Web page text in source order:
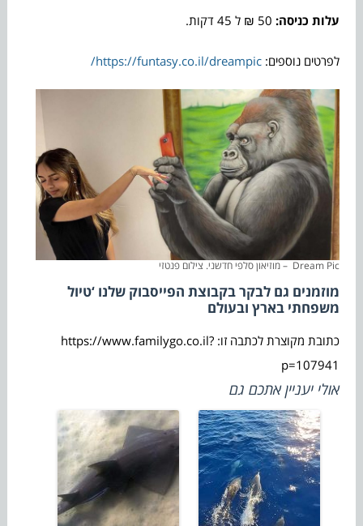
עלות כניסה:
לפרטים נוספים:https://funtasy.co.il/dreampic/
Dream Pic – מוזיאון סלפי חדשני. צילום פנטזי
מוזמנים גם לבקר בקבוצת הפייסבוק שלנו ‘טיול
משפחתי בארץ ובעולם
כתובת מקוצרת לכתבה זו: https://www.familygo.co.il?
p=107941
אולי יעניין אתכם גם